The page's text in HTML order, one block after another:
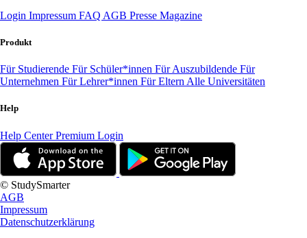
Login Impressum FAQ AGB Presse Magazine
Produkt
Für Studierende Für Schüler*innen Für Auszubildende Für
Unternehmen Für Lehrer*innen Für Eltern Alle Universitäten
Help
Help CenterPremium Login
© StudySmarter
AGB
Impressum
Datenschutzerklärung